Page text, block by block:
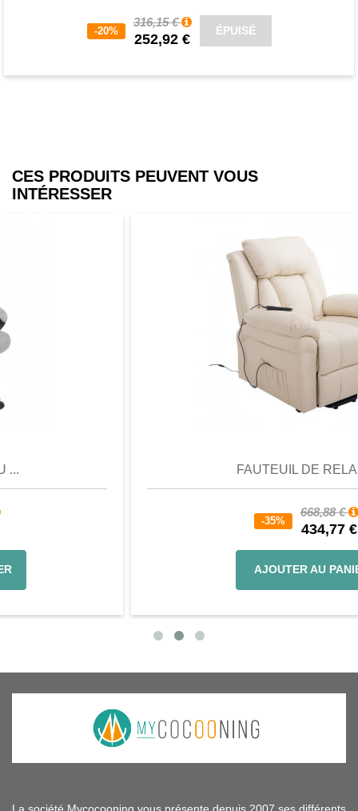
-20%
316,15 €
252,92 €
ÉPUISÉ
CES PRODUITS PEUVENT VOUS
INTÉRESSER
FAUTEUIL DE RELAX...
Comparer
La société Mycocooning vous présente depuis 2007 ses différents